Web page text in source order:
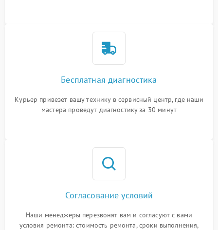
Бесплатная диагностика
Курьер привезет вашу технику в сервисный центр, где наши
мастера проведут диагностику за 30 минут
Согласование условий
Наши менеджеры перезвонят вам и согласуют с вами
условия ремонта: стоимость ремонта, сроки выполнения,